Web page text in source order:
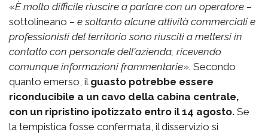
«È molto difficile riuscire a parlare con un operatore –
sottolineano – e soltanto alcune attività commerciali e
professionisti del territorio sono riusciti a mettersi in
contatto con personale dell'azienda, ricevendo
comunque informazioni frammentarie». Secondo
quanto emerso, il guasto potrebbe essere
riconducibile a un cavo della cabina centrale,
con un ripristino ipotizzato entro il 14 agosto. Se
la tempistica fosse confermata, il disservizio si